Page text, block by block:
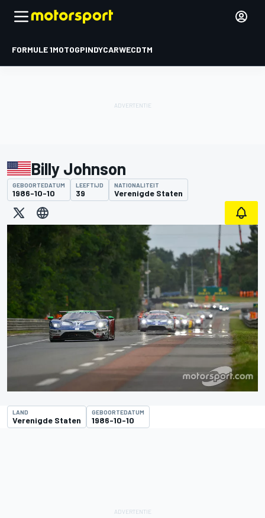
FORMULE 1MOTOGPINDYCARWECDTM
Billy Johnson
GEBOORTEDATUM
1986-10-10
LEEFTIJD
39
NATIONALITEIT
Verenigde Staten
LAND
Verenigde Staten
GEBOORTEDATUM
1986-10-10